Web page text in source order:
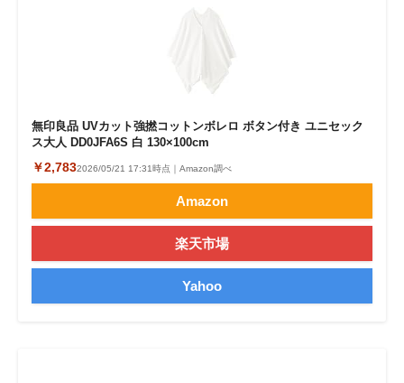
無印良品 UVカット強撚コットンボレロ ボタン付き ユニセック
ス大人 DD0JFA6S 白 130×100cm
￥2,7832026/05/21 17:31時点｜Amazon調べ
Amazon
楽天市場
Yahoo